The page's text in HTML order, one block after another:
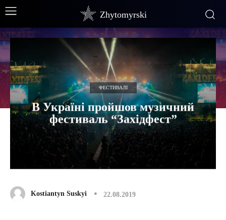
Zhytomyrski
ФЕСТИВАЛІ
В Україні пройшов музичний
фестиваль “Західфест”
Kostiantyn Suskyi 22.08.2019